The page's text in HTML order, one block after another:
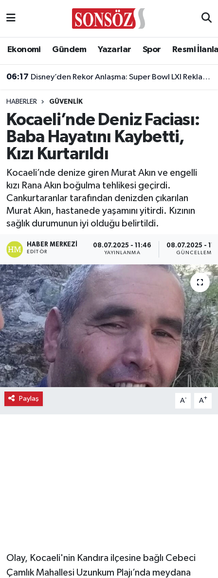
Ekonomi Gündem Yazarlar Spor Resmi
06:17 Disney’den Rekor Anlaşma: Super Bowl LXI Reklam Rekortmeni Oldu!
HABERLER GÜVENLIK
Kocaeli’nde Deniz Faciası:
Baba Hayatını Kaybetti,
Kızı Kurtarıldı
Kocaeli’nde denize giren Murat Akın ve engelli
kızı Rana Akın boğulma tehlikesi geçirdi.
Cankurtaranlar tarafından denizden çıkarılan
Murat Akın, hastanede yaşamını yitirdi. Kızının
sağlık durumunun iyi olduğu belirtildi.
HABER MERKEZI
EDITÖR
08.07.2025 - 11:46
YAYINLANMA
08.07.2025 -
GÜNCELLEME
Paylaş A- A+
Olay, Kocaeli'nin Kandıra ilçesine bağlı Cebeci
Çamlık Mahallesi Uzunkum Plajı’nda meydana
Asayiş
Biyografi
Çevre
Diğer
Dünya
Eğitim
Emlak
Gündem
Gurme
Haber
İlçe Haberleri
Siyaset
Ankara Nöbetçi Eczaneler
Ankara Trafik Yoğunluk Haritası
Süper Lig Puan Durumu ve Fikstür
Tüm Manşetler
Son Dakika Haberleri
Haber Arşivi